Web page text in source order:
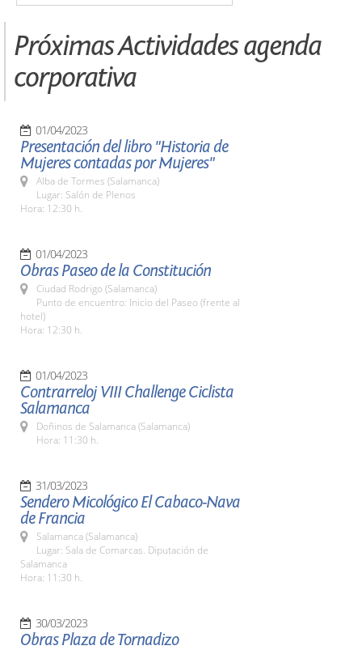
Próximas Actividades agenda
corporativa
01/04/2023
Presentación del libro "Historia de
Mujeres contadas por Mujeres"
Alba de Tormes (Salamanca)
Lugar: Salón de Plenos
Hora: 12:30 h.
01/04/2023
Obras Paseo de la Constitución
Ciudad Rodrigo (Salamanca)
Punto de encuentro: Inicio del Paseo (frente al
hotel)
Hora: 12:30 h.
01/04/2023
Contrarreloj VIII Challenge Ciclista
Salamanca
Doñinos de Salamanca (Salamanca)
Hora: 11:30 h.
31/03/2023
Sendero Micológico El Cabaco-Nava
de Francia
Salamanca (Salamanca)
Lugar: Sala de Comarcas. Diputación de
Salamanca
Hora: 11:30 h.
30/03/2023
Obras Plaza de Tornadizo